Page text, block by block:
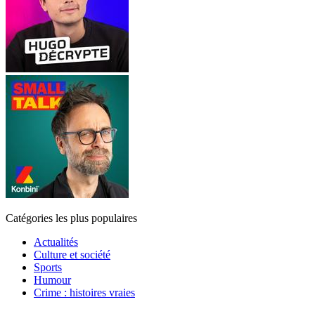
Catégories les plus populaires
Actualités
Culture et société
Sports
Humour
Crime : histoires vraies